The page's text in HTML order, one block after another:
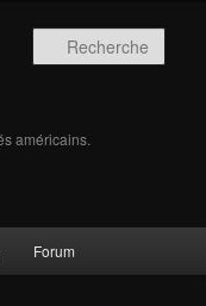
américains.
Forum